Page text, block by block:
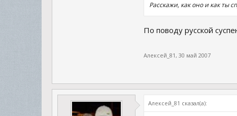
Расскажи, как оно и как ты
По поводу русской
Алексей_81, 30 май 2007
Алексей_81 сказал(а):